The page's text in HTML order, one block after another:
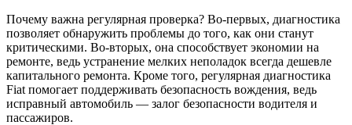
Почему важна регулярная проверка? Во-первых, диагностика
позволяет обнаружить проблемы до того, как они станут
критическими. Во-вторых, она способствует экономии на
ремонте, ведь устранение мелких неполадок всегда дешевле
капитального ремонта. Кроме того, регулярная диагностика
Fiat помогает поддерживать безопасность вождения, ведь
исправный автомобиль — залог безопасности водителя и
пассажиров.